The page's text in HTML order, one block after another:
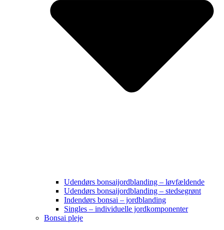
Udendørs bonsaijordblanding – løvfældende
Udendørs bonsaijordblanding – stedsegrønt
Indendørs bonsai – jordblanding
Singles – individuelle jordkomponenter
Bonsai pleje